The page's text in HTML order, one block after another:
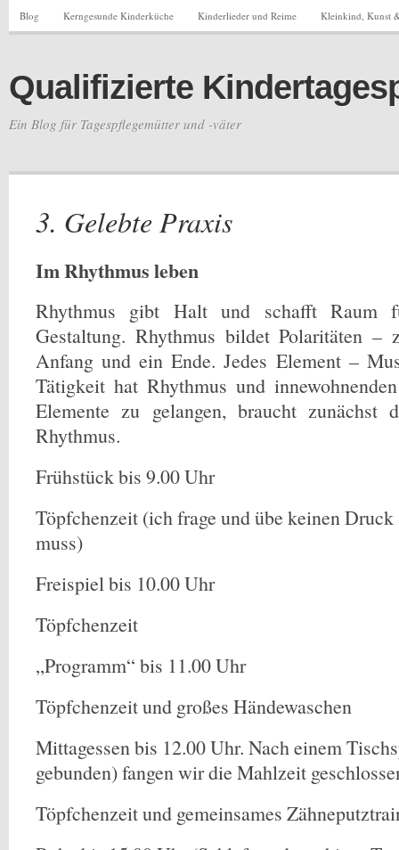
Blog Kerngesunde Kinderküche Kinderlieder und Reime Kleinkind, Kunst
Qualifizierte
Ein Blog für Tagespflegemütter und -väter
3. Gelebte Praxis
Im Rhythmus leben
Rhythmus gibt Halt und schafft Raum
Gestaltung. Rhythmus bildet Polaritäten –
Anfang und ein Ende. Jedes Element –
Tätigkeit hat Rhythmus und
Elemente zu gelangen, braucht zunächst
Rhythmus.
Frühstück bis 9.00 Uhr
Töpfchenzeit (ich frage und übe keinen
muss)
Freispiel bis 10.00 Uhr
Töpfchenzeit
„Programm“ bis 11.00 Uhr
Töpfchenzeit und großes Händewaschen
Mittagessen bis 12.00 Uhr. Nach einem
gebunden) fangen wir die Mahlzeit
Töpfchenzeit und gemeinsames